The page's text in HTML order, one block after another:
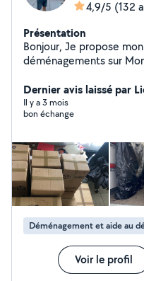
4,9/5 (132
Présentation
Bonjour, Je propose mon aide pour vos
déménagements sur
(seul ou à plusieurs) Emballage de vos affaires dans des
cartons Portage et manutention (meubles,
électroménager, canapés, etc.)
volumineux) Pourquoi me choisir ? Personne ponctuelle,
fiable et respectueuse de vos
déménagements
efficacité) Attitude sérieuse et soigneuse Échange clair
en amont pour éviter les
défini selon la durée, la
personnes nécessaires. Pour toute question ou
demande, n'hésitez pas à
accompagne dans
et efficacité. À
Dernier avis laissé par
Il y a 3 mois
bon échange
Déménagement et aide au
Voir le profil